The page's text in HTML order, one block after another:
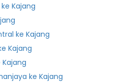
Kajang
ke Kajang
Kajang
Kajang
ke Kajang